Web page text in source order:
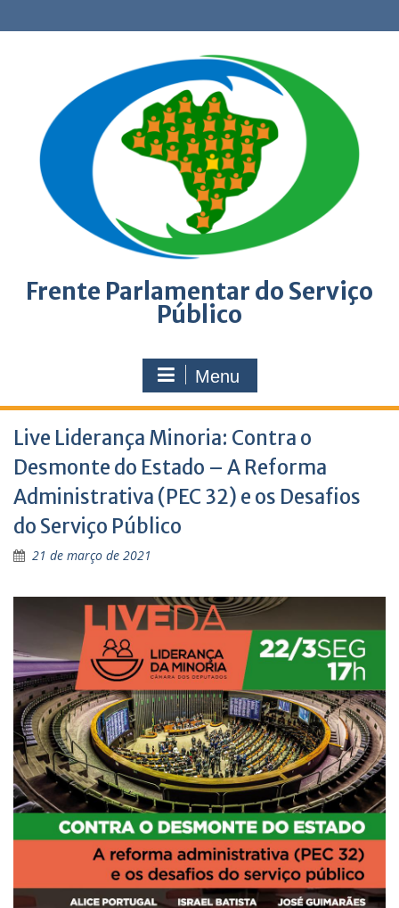
to
Frente Parlamentar do Serviço
Público
Menu
Live Liderança Minoria: Contra o
Desmonte do Estado – A Reforma
Administrativa (PEC 32) e os Desafios
do Serviço Público
21 de março de 2021